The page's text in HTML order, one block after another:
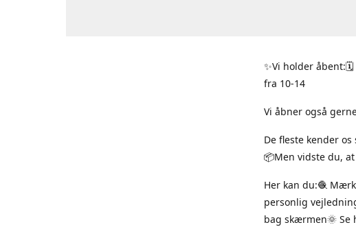
✨Vi holder
fra 10-14
Vi åbner også
De fleste kender
📦Men vidste du,
Her kan du:🧶
personlig
bag skærmen🌞